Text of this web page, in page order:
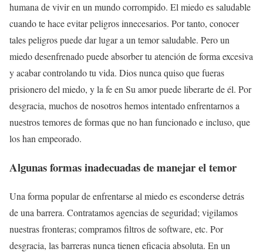
humana de vivir en un mundo corrompido. El miedo es saludable
cuando te hace evitar peligros innecesarios. Por tanto, conocer
tales peligros puede dar lugar a un temor saludable. Pero un
miedo desenfrenado puede absorber tu atención de forma excesiva
y acabar controlando tu vida. Dios nunca quiso que fueras
prisionero del miedo, y la fe en Su amor puede liberarte de él. Por
desgracia, muchos de nosotros hemos intentado enfrentarnos a
nuestros temores de formas que no han funcionado e incluso, que
los han empeorado.
Algunas formas inadecuadas de manejar el temor
Una forma popular de enfrentarse al miedo es esconderse detrás
de una barrera. Contratamos agencias de seguridad; vigilamos
nuestras fronteras; compramos filtros de software, etc. Por
desgracia, las barreras nunca tienen eficacia absoluta. En un